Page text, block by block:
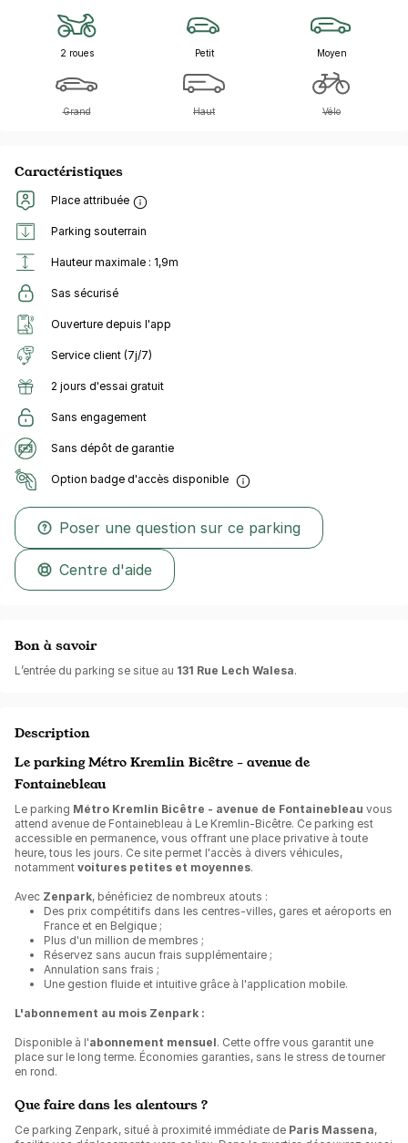
2 roues Petit Moyen
Grand Haut Vélo
Caractéristiques
Place attribuée
Parking souterrain
Hauteur maximale : 1,9m
Sas sécurisé
Ouverture depuis l'app
Service client (7j/7)
2 jours d'essai gratuit
Sans engagement
Sans dépôt de garantie
Option badge d'accès disponible
Poser une question sur ce parking
Centre d'aide
Bon à savoir
L’entrée du parking se situe au 131 Rue Lech Walesa.
Description
Le parking Métro Kremlin Bicêtre - avenue de
Fontainebleau
Le parking Métro Kremlin Bicêtre - avenue de Fontainebleau vous
attend avenue de Fontainebleau à Le Kremlin-Bicêtre. Ce parking est
accessible en permanence, vous offrant une place privative à toute
heure, tous les jours. Ce site permet l'accès à divers véhicules,
notamment voitures petites et moyennes.
Avec Zenpark, bénéficiez de nombreux atouts :
Des prix compétitifs dans les centres-villes, gares et aéroports en
France et en Belgique ;
Plus d'un million de membres ;
Réservez sans aucun frais supplémentaire ;
Annulation sans frais ;
Une gestion fluide et intuitive grâce à l'application mobile.
L'abonnement au mois Zenpark :
Disponible à l'abonnement mensuel. Cette offre vous garantit une
place sur le long terme. Économies garanties, sans le stress de tourner
en rond.
Que faire dans les alentours ?
Ce parking Zenpark, situé à proximité immédiate de Paris Massena,